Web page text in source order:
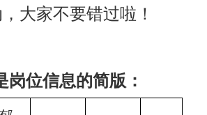
大家不要错过啦！
岗位信息的简版：